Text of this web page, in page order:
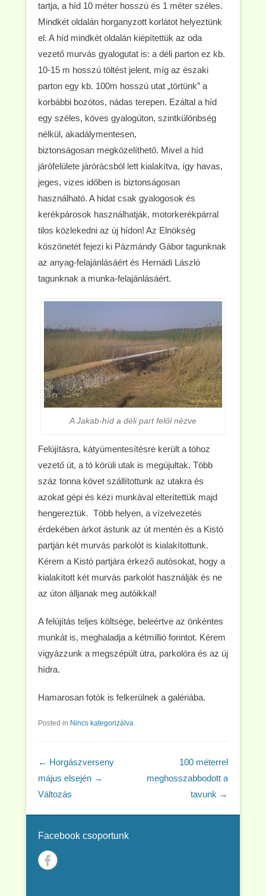
tartja, a híd 10 méter hosszú és 1 méter széles.
Mindkét oldalán horganyzott korlátot helyeztünk
el. A híd mindkét oldalán kiépítettük az oda
vezető murvás gyalogutat is: a déli parton ez kb.
10-15 m hosszú töltést jelent, míg az északi
parton egy kb. 100m hosszú utat „törtünk” a
korbábbi bozótos, nádas terepen. Ezáltal a híd
egy széles, köves gyalogúton, szintkülönbség
nélkül, akadálymentesen,
biztonságosan megközelíthető. Mivel a híd
járófelülete járórácsból lett kialakítva, így havas,
jeges, vizes időben is biztonságosan
használható. A hidat csak gyalogosok és
kerékpárosok használhatják, motorkerékpárral
tilos közlekedni az új hídon! Az Elnökség
köszönetét fejezi ki Pázmándy Gábor tagunknak
az anyag-felajánlásáért és Hernádi László
tagunknak a munka-felajánlásáért.
A Jakab-híd a déli part felől nézve
Felújításra, kátyúmentesítésre került a tóhoz
vezető út, a tó körüli utak is megújultak. Több
száz tonna követ szállítottunk az utakra és
azokat gépi és kézi munkával elterítettük majd
hengereztük. Több helyen, a vízelvezetés
érdekében árkot ástunk az út mentén és a Kistó
partján két murvás parkolót is kialakítottunk.
Kérem a Kistó partjára érkező autósokat, hogy a
kialakított két murvás parkolót használják és ne
az úton álljanak meg autóikkal!
A felújítás teljes költsége, beleértve az önkéntes
munkát is, meghaladja a kétmillió forintot. Kérem
vigyázzunk a megszépült útra, parkolóra és az új
hídra.
Hamarosan fotók is felkerülnek a galériába.
Posted in Nincs kategorizálva
Post navigation
← Horgászverseny
május elsején →
Változás
100 méterrel
meghosszabbodott a
tavunk →
Facebook csoportunk